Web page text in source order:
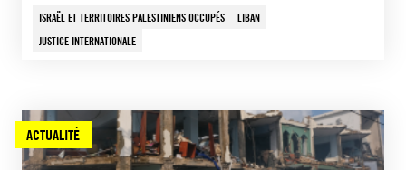
ISRAËL ET TERRITOIRES PALESTINIENS OCCUPÉS
LIBAN
JUSTICE INTERNATIONALE
ACTUALITÉ